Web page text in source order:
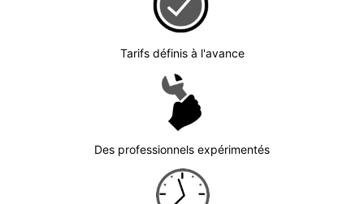
Tarifs définis à l'avance
Des professionnels expérimentés